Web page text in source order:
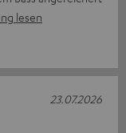
lesen
23.07.2026